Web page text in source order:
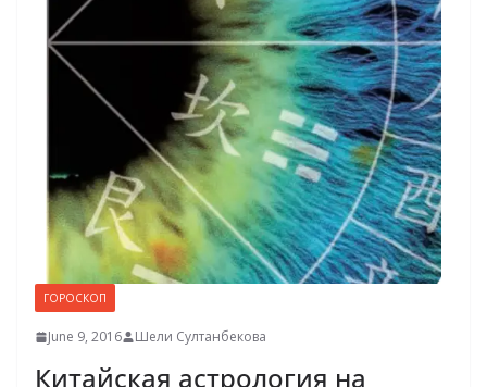
ГОРОСКОП
June 9, 2016 Шели Султанбекова
Китайская астрология на